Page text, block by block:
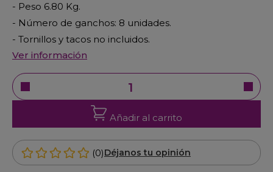
- Peso 6.80 Kg.
- Número de ganchos: 8 unidades.
- Tornillos y tacos no incluidos.
Ver información
Añadir al carrito
(0)Déjanos tu opinión